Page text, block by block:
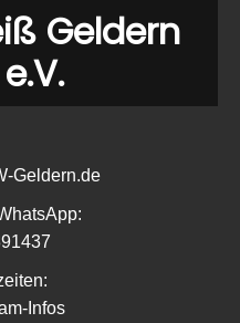
Geldern
Geldern.de
Infos